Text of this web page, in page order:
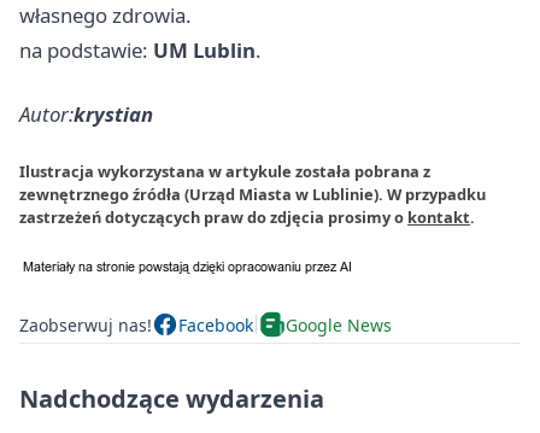
własnego zdrowia.
na podstawie: UM Lublin.
Autor:krystian
Ilustracja wykorzystana w artykule została pobrana z
zewnętrznego źródła (Urząd Miasta w Lublinie). W przypadku
zastrzeżeń dotyczących praw do zdjęcia prosimy o kontakt.
Zaobserwuj nas! Facebook Google News
Nadchodzące wydarzenia